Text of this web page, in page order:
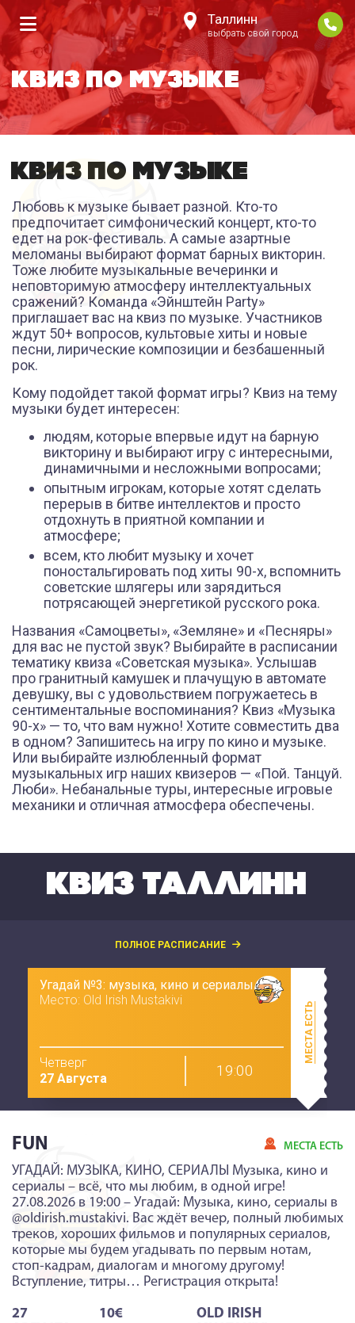
Таллинн
выбрать свой город
КВИЗ ПО МУЗЫКЕ
КВИЗ ПО МУЗЫКЕ
Любовь к музыке бывает разной. Кто-то
предпочитает симфонический концерт, кто-то
едет на рок-фестиваль. А самые азартные
меломаны выбирают формат барных викторин.
Тоже любите музыкальные вечеринки и
неповторимую атмосферу интеллектуальных
сражений? Команда «Эйнштейн Party»
приглашает вас на квиз по музыке. Участников
ждут 50+ вопросов, культовые хиты и новые
песни, лирические композиции и безбашенный
рок.
Кому подойдет такой формат игры? Квиз на тему
музыки будет интересен:
людям, которые впервые идут на барную
викторину и выбирают игру с интересными,
динамичными и несложными вопросами;
опытным игрокам, которые хотят сделать
перерыв в битве интеллектов и просто
отдохнуть в приятной компании и
атмосфере;
всем, кто любит музыку и хочет
поностальгировать под хиты 90-х, вспомнить
советские шлягеры или зарядиться
потрясающей энергетикой русского рока.
Названия «Самоцветы», «Земляне» и «Песняры»
для вас не пустой звук? Выбирайте в расписании
тематику квиза «Советская музыка». Услышав
про гранитный камушек и плачущую в автомате
девушку, вы с удовольствием погружаетесь в
сентиментальные воспоминания? Квиз «Музыка
90-х» — то, что вам нужно! Хотите совместить два
в одном? Запишитесь на игру по кино и музыке.
Или выбирайте излюбленный формат
музыкальных игр наших квизеров — «Пой. Танцуй.
Люби». Небанальные туры, интересные игровые
механики и отличная атмосфера обеспечены.
КВИЗ ТАЛЛИНН
Угадай №3: музыка, кино и сериалы
Место: Old Irish Mustakivi
Четверг
27 Августа
19:00
МЕСТА ЕСТЬ
ПОЛНОЕ РАСПИСАНИЕ
FUN МЕСТА ЕСТЬ
УГАДАЙ: МУЗЫКА, КИНО, СЕРИАЛЫ Музыка, кино и
сериалы – всё, что мы любим, в одной игре!
27.08.2026 в 19:00 – Угадай: Музыка, кино, сериалы в
@oldirish.mustakivi. Вас ждёт вечер, полный любимых
треков, хороших фильмов и популярных сериалов,
которые мы будем угадывать по первым нотам,
стоп-кадрам, диалогам и многому другому!
Вступление, титры… Регистрация открыта!
27
10€
OLD IRISH